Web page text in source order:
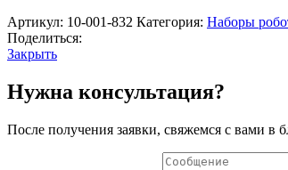
Артикул: 10-001-832 Категория: Наборы
Поделиться:
Закрыть
Нужна консультация?
После получения заявки, свяжемся с вами